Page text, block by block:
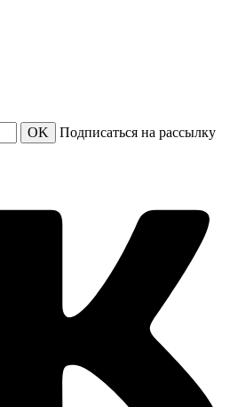
OK
Подписаться на рассылку